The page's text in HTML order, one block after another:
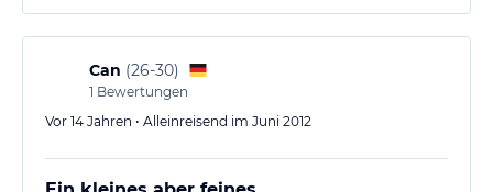
Basar etc.Wir werden gerne wieder dieses Hotel
wählen.
Can (26-30)
1 Bewertungen
Vor 14 Jahren • Alleinreisend im Juni 2012